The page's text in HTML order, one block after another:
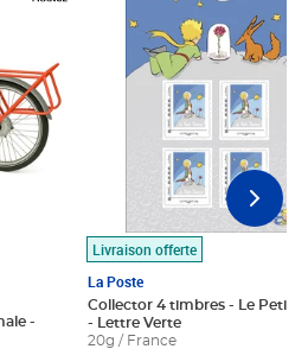
Livraison offerte
La Poste
Collector 4 timbres - Le Petit
- Lettre Verte
20g / France